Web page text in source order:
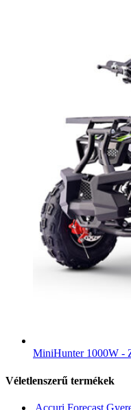
MiniHunter 1000W -
Véletlenszerű termékek
Accuri Forecast